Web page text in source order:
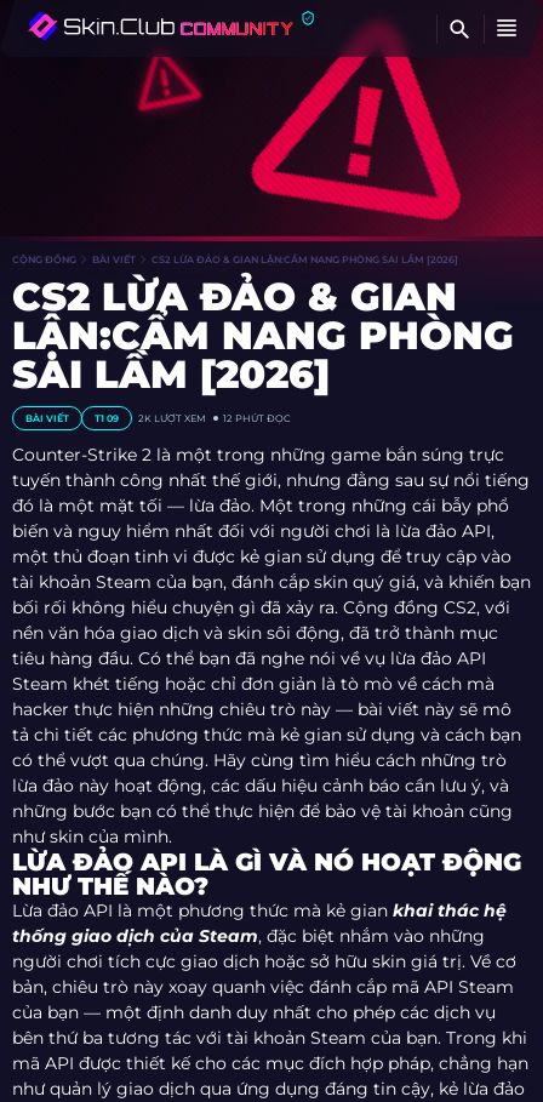
CỘNG ĐỒNG BÀI VIẾT CS2 LỪA ĐẢO & GIAN LẬN:CẨM NANG PHÒNG SAI LẦM [2026]
CS2 LỪA ĐẢO & GIAN
LẬN:CẨM NANG PHÒNG
SAI LẦM [2026]
BÀI VIẾT T1 09 2K LƯỢT XEM 12 PHÚT ĐỌC
Counter-Strike 2 là một trong những game bắn súng trực
tuyến thành công nhất thế giới, nhưng đằng sau sự nổi tiếng
đó là một mặt tối — lừa đảo. Một trong những cái bẫy phổ
biến và nguy hiểm nhất đối với người chơi là lừa đảo API,
một thủ đoạn tinh vi được kẻ gian sử dụng để truy cập vào
tài khoản Steam của bạn, đánh cắp skin quý giá, và khiến bạn
bối rối không hiểu chuyện gì đã xảy ra. Cộng đồng CS2, với
nền văn hóa giao dịch và skin sôi động, đã trở thành mục
tiêu hàng đầu. Có thể bạn đã nghe nói về vụ lừa đảo API
Steam khét tiếng hoặc chỉ đơn giản là tò mò về cách mà
hacker thực hiện những chiêu trò này — bài viết này sẽ mô
tả chi tiết các phương thức mà kẻ gian sử dụng và cách bạn
có thể vượt qua chúng. Hãy cùng tìm hiểu cách những trò
lừa đảo này hoạt động, các dấu hiệu cảnh báo cần lưu ý, và
những bước bạn có thể thực hiện để bảo vệ tài khoản cũng
như skin của mình.
LỪA ĐẢO API LÀ GÌ VÀ NÓ HOẠT ĐỘNG
NHƯ THẾ NÀO?
Lừa đảo API là một phương thức mà kẻ gian khai thác hệ
thống giao dịch của Steam, đặc biệt nhắm vào những
người chơi tích cực giao dịch hoặc sở hữu skin giá trị. Về cơ
bản, chiêu trò này xoay quanh việc đánh cắp mã API Steam
của bạn — một định danh duy nhất cho phép các dịch vụ
bên thứ ba tương tác với tài khoản Steam của bạn. Trong khi
mã API được thiết kế cho các mục đích hợp pháp, chẳng hạn
như quản lý giao dịch qua ứng dụng đáng tin cậy, kẻ lừa đảo